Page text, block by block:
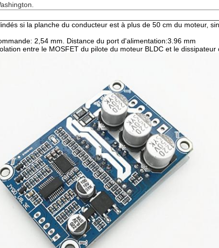
si la planche du conducteur est à plus de 50 cm du moteur,
2,54 mm. Distance du port d'alimentation:3.96 mm
entre le MOSFET du pilote du moteur BLDC et le dissipateur